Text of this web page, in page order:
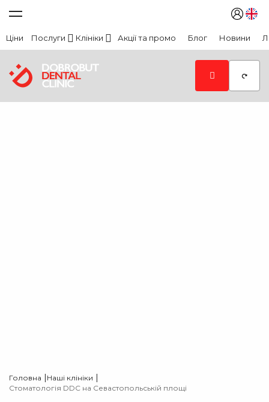
Ціни Послуги Клініки Акції та промо Блог Новини
Головна | Наші клініки |
Стоматологія DDC на Севастопольській площі